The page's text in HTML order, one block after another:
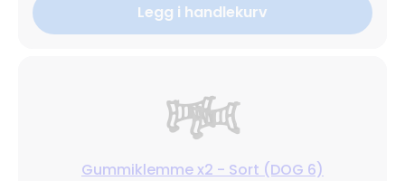
Legg i handlekurv
Gummiklemme x2 - Sort (DOG 6)